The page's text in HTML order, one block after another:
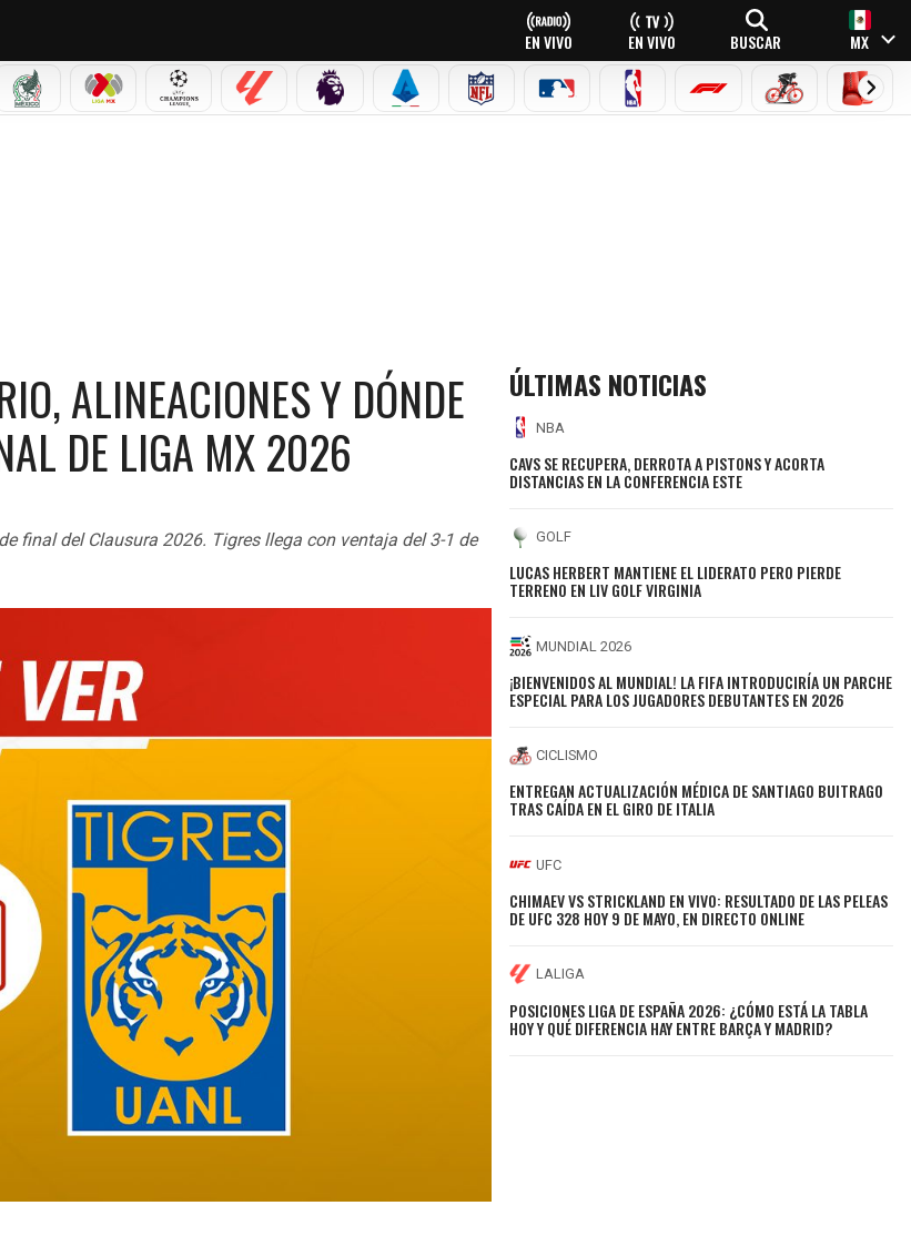
EN VIVO EN VIVO BUSCAR MX
2026
SELECCIÓN MEXICANA
LIGA MX CHAMPIONS LEAGUE
LALIGA PREMIER LEAGUE
SERIE A NFL MLB NBA FÓRMULA 1CICLISMOBOXEO
ALINEACIONES Y DÓNDE
DE LIGA MX 2026
final del Clausura 2026. Tigres llega con ventaja del 3-1 de
ÚLTIMAS NOTICIAS
NBA
CAVS SE RECUPERA, DERROTA A PISTONS Y ACORTA
DISTANCIAS EN LA CONFERENCIA ESTE
GOLF
LUCAS HERBERT MANTIENE EL LIDERATO PERO PIERDE
TERRENO EN LIV GOLF VIRGINIA
MUNDIAL 2026
¡BIENVENIDOS AL MUNDIAL! LA FIFA INTRODUCIRÍA UN PARCHE
ESPECIAL PARA LOS JUGADORES DEBUTANTES EN 2026
CICLISMO
ENTREGAN ACTUALIZACIÓN MÉDICA DE SANTIAGO BUITRAGO
TRAS CAÍDA EN EL GIRO DE ITALIA
UFC
CHIMAEV VS STRICKLAND EN VIVO: RESULTADO DE LAS PELEAS
DE UFC 328 HOY 9 DE MAYO, EN DIRECTO ONLINE
LALIGA
POSICIONES LIGA DE ESPAÑA 2026: ¿CÓMO ESTÁ LA TABLA
HOY Y QUÉ DIFERENCIA HAY ENTRE BARÇA Y MADRID?